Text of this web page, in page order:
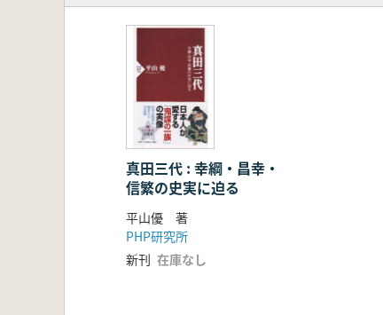
真田三代 : 幸綱・昌幸・
信繁の史実に迫る
平山優 著
PHP研究所
新刊 在庫なし